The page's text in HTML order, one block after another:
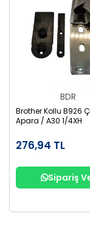
BDR
Brother Kollu B926
Apara / A30 1/4XH
276,94 TL
Sipariş